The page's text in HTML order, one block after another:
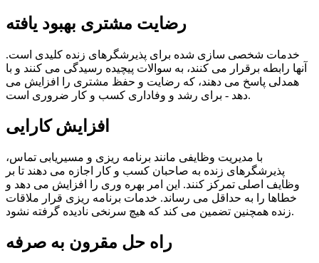
رضایت مشتری بهبود یافته
خدمات شخصی سازی شده برای پذیرشگرهای زنده کلیدی است.
آنها رابطه برقرار می کنند، به سوالات پیچیده رسیدگی می کنند و با
همدلی پاسخ می دهند، که رضایت و حفظ مشتری را افزایش می
دهد - برای رشد و وفاداری کسب و کار ضروری است.
افزایش کارایی
با مدیریت وظایفی مانند برنامه ریزی و مسیریابی تماس،
پذیرشگرهای زنده به صاحبان کسب و کار اجازه می دهند تا بر
وظایف اصلی تمرکز کنند. این امر بهره وری را افزایش می دهد و
خطاها را به حداقل می رساند. خدمات برنامه ریزی قرار ملاقات
زنده همچنین تضمین می کند که هیچ سرنخی نادیده گرفته نشود.
راه حل مقرون به صرفه